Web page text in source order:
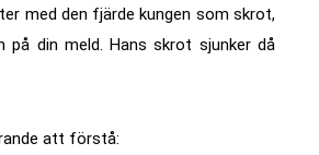
med den fjärde kungen som skrot,
på din meld. Hans skrot sjunker då
att förstå: